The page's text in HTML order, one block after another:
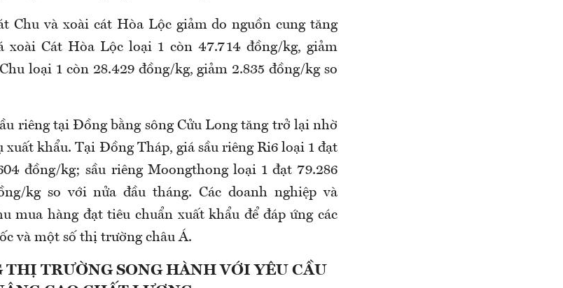
Chu và xoài cát Hòa Lộc giảm do nguồn cung tăng
xoài Cát Hòa Lộc loại 1 còn 47.714 đồng/kg, giảm
loại 1 còn 28.429 đồng/kg, giảm 2.835 đồng/kg so
riêng tại Đồng bằng sông Cửu Long tăng trở lại nhờ
xuất khẩu. Tại Đồng Tháp, giá sầu riêng Ri6 loại 1 đạt
đồng/kg; sầu riêng Moongthong loại 1 đạt 79.286
kg so với nửa đầu tháng. Các doanh nghiệp và
mua hàng đạt tiêu chuẩn xuất khẩu để đáp ứng các
và một số thị trường châu Á.
THỊ TRƯỜNG SONG HÀNH VỚI YÊU CẦU